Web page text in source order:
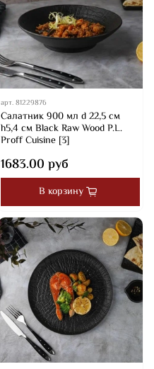
арт.81229876
Салатник 900 мл d 22,5 см
h5,4 см Black Raw Wood P.L.
Proff Cuisine [3]
1683.00 руб
В корзину